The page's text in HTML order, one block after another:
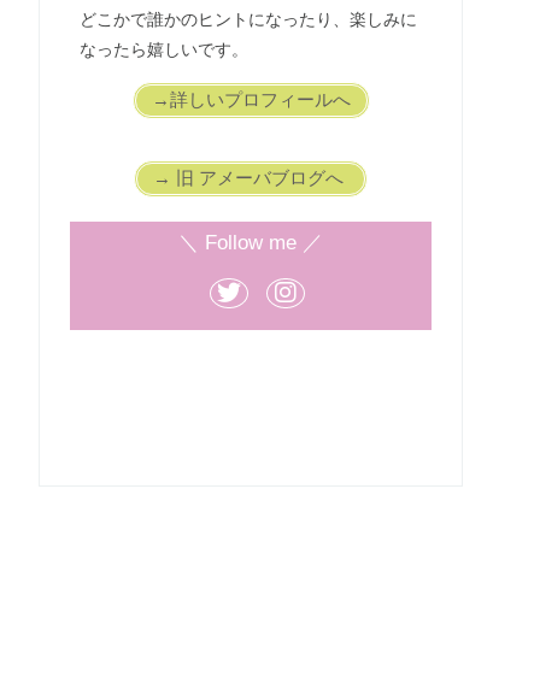
どこかで誰かのヒントになったり、楽しみに
なったら嬉しいです。
→詳しいプロフィールへ
→ 旧 アメーバブログへ
＼ Follow me ／